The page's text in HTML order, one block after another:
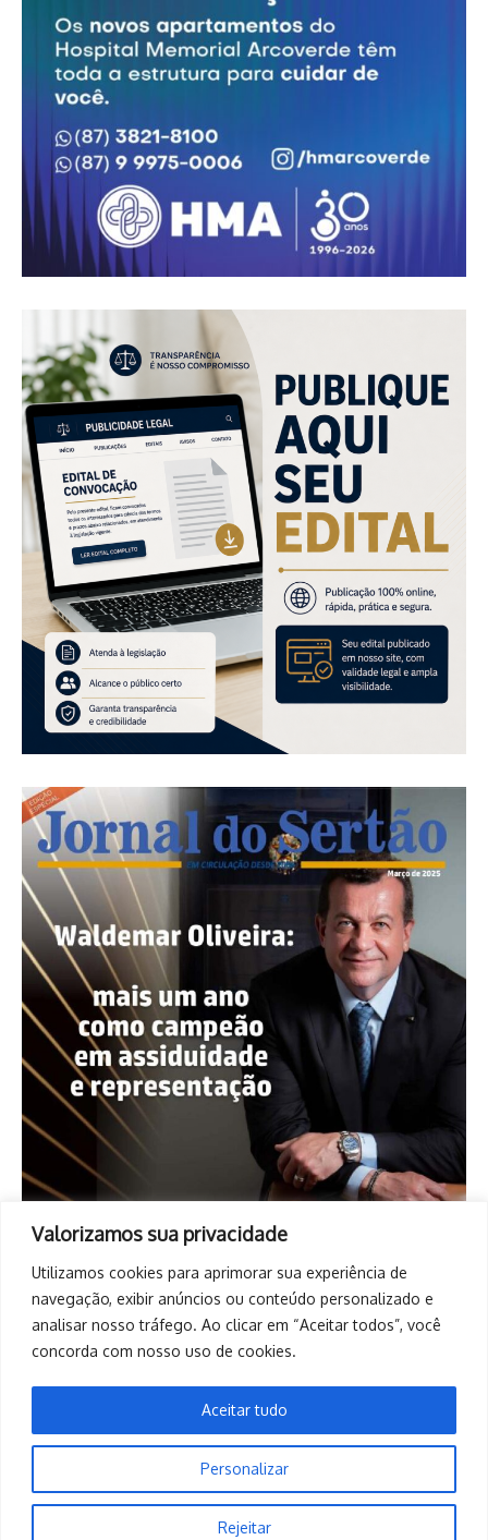
Valorizamos sua privacidade
Utilizamos cookies para aprimorar sua experiência de
navegação, exibir anúncios ou conteúdo personalizado e
analisar nosso tráfego. Ao clicar em “Aceitar todos”, você
concorda com nosso uso de cookies.
Personalizar
Rejeitar
Aceitar tudo
Copyright © 2026. Todos os direitos reservados. | Desenvolvido